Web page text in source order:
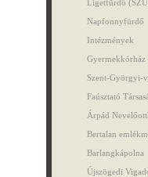
Ligetfürdő
Napfonnyfürdő
Intézmények
Gyermekkórház
Szent-Györgyi-
Faúsztató
Árpád
Bertalan
Barlangkápolna
Újszögedi